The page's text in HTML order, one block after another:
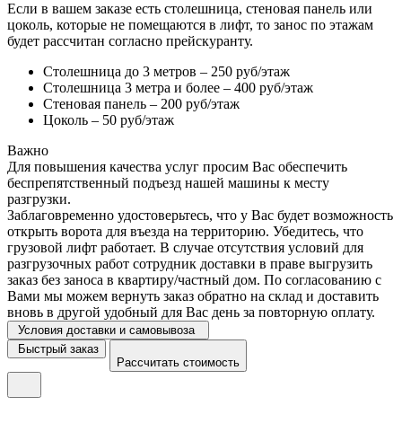
Если в вашем заказе есть столешница, стеновая панель или
цоколь, которые не помещаются в лифт, то занос по этажам
будет рассчитан согласно прейскуранту.
Столешница до 3 метров – 250 руб/этаж
Столешница 3 метра и более – 400 руб/этаж
Стеновая панель – 200 руб/этаж
Цоколь – 50 руб/этаж
Важно
Для повышения качества услуг просим Вас обеспечить
беспрепятственный подъезд нашей машины к месту
разгрузки.
Заблаговременно удостоверьтесь, что у Вас будет возможность
открыть ворота для въезда на территорию. Убедитесь, что
грузовой лифт работает. В случае отсутствия условий для
разгрузочных работ сотрудник доставки в праве выгрузить
заказ без заноса в квартиру/частный дом. По согласованию с
Вами мы можем вернуть заказ обратно на склад и доставить
вновь в другой удобный для Вас день за повторную оплату.
Условия доставки и самовывоза
Быстрый заказ
Рассчитать стоимость